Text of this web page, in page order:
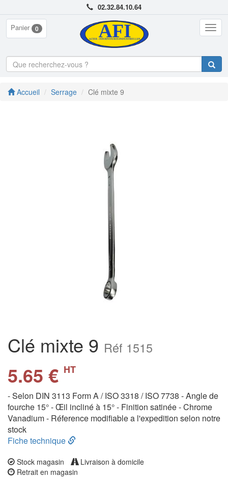
02.32.84.10.64
Panier 0
Accueil Serrage Clé mixte 9
Clé mixte 9 Réf 1515
5.65 € HT
- Selon DIN 3113 Form A / ISO 3318 / ISO 7738 - Angle de
fourche 15° - Œil incliné à 15° - Finition satinée - Chrome
Vanadium - Réference modifiable a l'expedition selon notre
stock
Fiche technique
Stock magasin
Livraison à domicile
Retrait en magasin